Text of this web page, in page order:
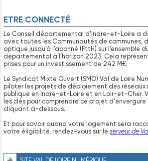
ETRE CONNECTÉ
Le Conseil départemental d’Indre-et-Loire a
avec toutes les Communautés de communes,
optique jusqu’à l’abonné (FttH) sur l’ensemble
départemental à l’horizon 2023. Cela
prises pour un investissement de 242 M€.
Le Syndicat Mixte Ouvert (SMO) Val de Loire
piloter les projets de déploiement des
publique en Indre-et-Loire et en Loir-et-Cher.
les clés pour comprendre ce projet
cliquant ci-dessous.
Et pour savoir quand votre logement sera
votre éligibilité, rendez-vous sur le serveur de